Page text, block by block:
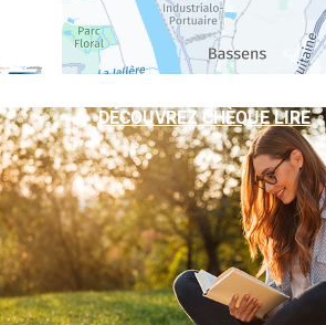
DÉCOUVREZ CHÈQUE LIRE